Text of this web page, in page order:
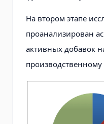
На втором этапе
проанализирован
активных добавок
производственному